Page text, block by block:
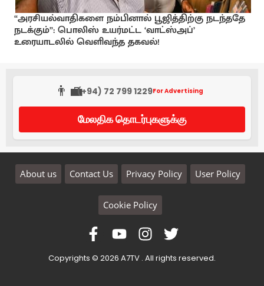
“அரசியல்வாதிகளை நம்பினால் பூஜித்திற்கு நடந்ததே
நடக்கும்”: பொலிஸ் உயர்மட்ட ‘வாட்ஸ்அப்’
உரையாடலில் வெளிவந்த தகவல்!
👨‍💼(+94) 72 799 1229For Advertising
மேலதிக தொடர்புகளுக்கு
About us Contact Us Privacy Policy User Policy
Cookie Policy
Copyrights © 2026 A7TV . All rights reserved.